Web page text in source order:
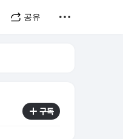
공유
구독